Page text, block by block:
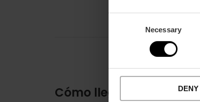
Necessary
DENY
Cómo llegar